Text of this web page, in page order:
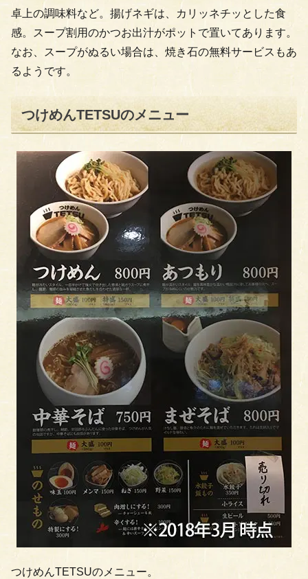
卓上の調味料など。揚げネギは、カリッネチッとした食
感。スープ割用のかつお出汁がポットで置いてあります。
なお、スープがぬるい場合は、焼き石の無料サービスもあ
るようです。
つけめんTETSUのメニュー
つけめんTETSUのメニュー。